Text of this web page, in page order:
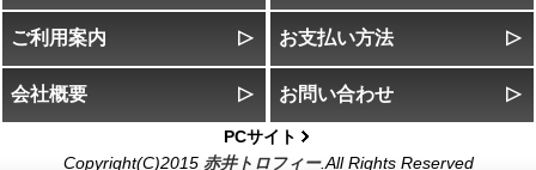
ご利用案内 お支払い方法
会社概要 お問い合わせ
PCサイト
Copyright(C)2015 赤井トロフィー.All Rights Reserved